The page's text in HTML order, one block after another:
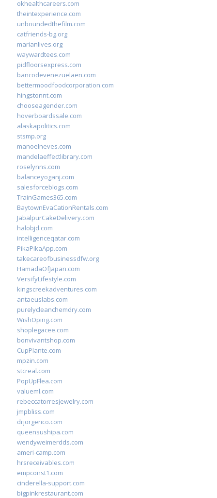
okhealthcareers.com
theintexperience.com
unboundedthefilm.com
catfriends-bg.org
marianlives.org
waywardtees.com
pidfloorsexpress.com
bancodevenezuelaen.com
bettermoodfoodcorporation.com
hingstonnt.com
chooseagender.com
hoverboardssale.com
alaskapolitics.com
stsmp.org
manoelneves.com
mandelaeffectlibrary.com
roselynns.com
balanceyoganj.com
salesforceblogs.com
TrainGames365.com
BaytownEvaCationRentals.com
JabalpurCakeDelivery.com
halobjd.com
intelligenceqatar.com
PikaPikaApp.com
takecareofbusinessdfw.org
HamadaOfJapan.com
VersifyLifestyle.com
kingscreekadventures.com
antaeuslabs.com
purelycleanchemdry.com
WishOping.com
shoplegacee.com
bonvivantshop.com
CupPlante.com
mpzin.com
stcreal.com
PopUpFlea.com
valueml.com
rebeccatorresjewelry.com
jmpbliss.com
drjorgerico.com
queensushipa.com
wendyweimerdds.com
ameri-camp.com
hrsreceivables.com
empconst1.com
cinderella-support.com
bigpinkrestaurant.com